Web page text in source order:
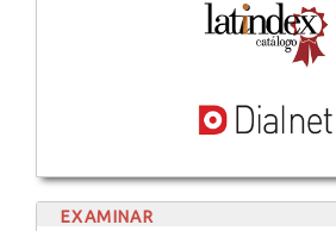
EXAMINAR